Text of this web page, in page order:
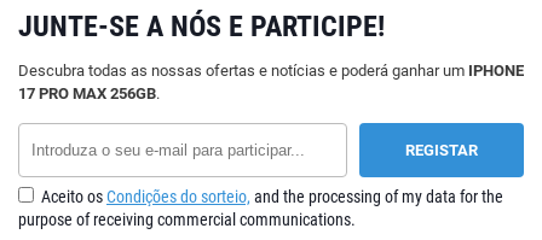
JUNTE-SE A NÓS E PARTICIPE!
Descubra todas as nossas ofertas e notícias e poderá ganhar um IPHONE
17 PRO MAX 256GB.
Aceito osCondições do sorteio, and the processing of my data for the
purpose of receiving commercial communications.